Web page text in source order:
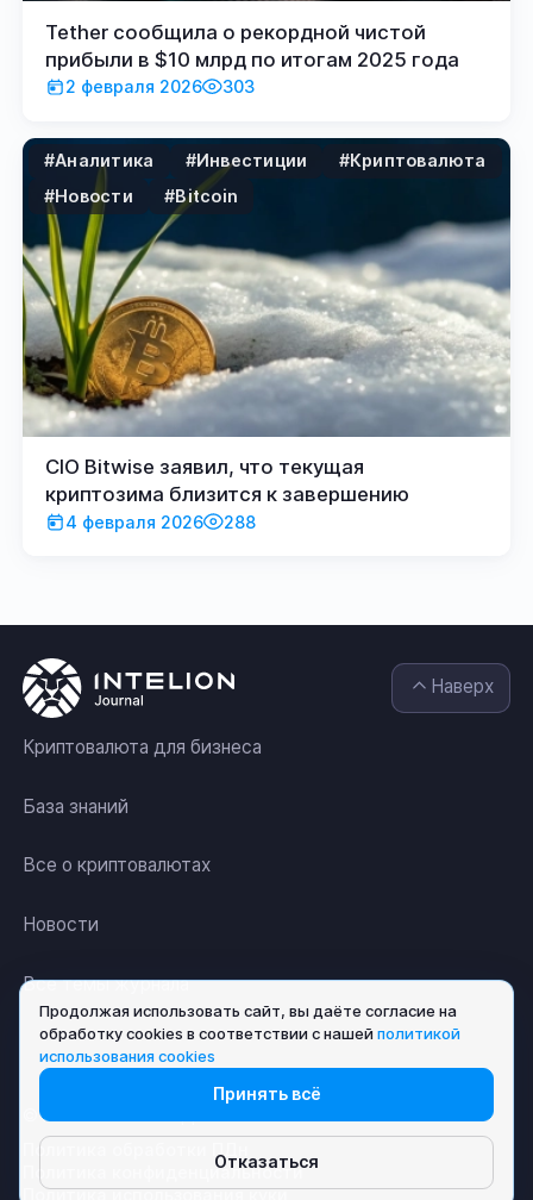
2 февраля 2026 303
Tether сообщила о рекордной чистой
прибыли в $10 млрд по итогам 2025 года
#Аналитика #Инвестиции
#Криптовалюта
#Новости
#Bitcoin
4 февраля 2026 288
CIO Bitwise заявил, что текущая
криптозима близится к завершению
Наверх
Криптовалюта для бизнеса
База знаний
Все о криптовалютах
Новости
Все темы журнала
© АО «ИНТЕЛИОН ДАТА» 2026
Политика обработки ПДн
Политика конфиденциальности
Политика использования куки
Продолжая использовать сайт, вы даёте согласие на
обработку cookies в соответствии с нашей политикой
использования cookies
Принять всё
Отказаться